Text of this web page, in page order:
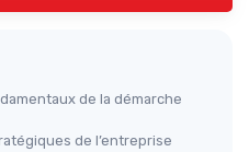
de la démarche
de l’entreprise